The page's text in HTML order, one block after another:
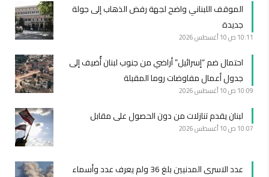
الموقف اللبناني واضح لجهة رفض الذهاب إلى جولة
جديدة
10:11 ص 10 أغسطس 2026
احتمال ضم “إسرائيل” أراضي من جنوب لبنان أُضيف إلى
جدول أعمال مفاوضات روما المقبلة
10:09 ص 10 أغسطس 2026
لبنان يقدم تنازلات من دون الحصول على مقابل
10:07 ص 10 أغسطس 2026
عدد الاسرى المدنيين بلغ 36 ولم يعرف عدد وأسماء